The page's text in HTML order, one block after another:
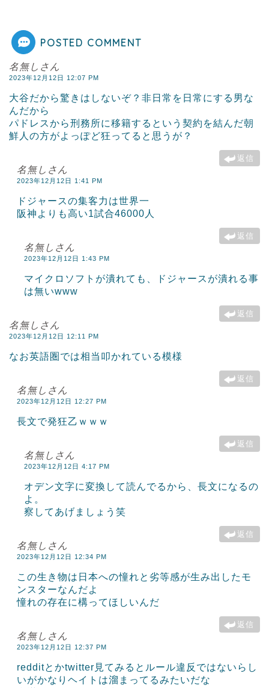
POSTED COMMENT
名無しさん
2023年12月12日 12:07 PM
大谷だから驚きはしないぞ？非日常を日常にする男な
んだから
パドレスから刑務所に移籍するという契約を結んだ朝
鮮人の方がよっぽど狂ってると思うが？
返信
名無しさん
2023年12月12日 1:41 PM
ドジャースの集客力は世界一
阪神よりも高い1試合46000人
返信
名無しさん
2023年12月12日 1:43 PM
マイクロソフトが潰れても、ドジャースが潰れる事
は無いwww
返信
名無しさん
2023年12月12日 12:11 PM
なお英語圏では相当叩かれている模様
返信
名無しさん
2023年12月12日 12:27 PM
長文で発狂乙ｗｗｗ
返信
名無しさん
2023年12月12日 4:17 PM
オデン文字に変換して読んでるから、長文になるの
よ。
察してあげましょう笑
返信
名無しさん
2023年12月12日 12:34 PM
この生き物は日本への憧れと劣等感が生み出したモ
ンスターなんだよ
憧れの存在に構ってほしいんだ
返信
名無しさん
2023年12月12日 12:37 PM
redditとかtwitter見てみるとルール違反ではないらし
いがかなりヘイトは溜まってるみたいだな